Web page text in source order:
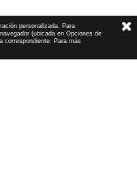
personalizada. Para
(ubicada en Opciones de
correspondiente. Para más